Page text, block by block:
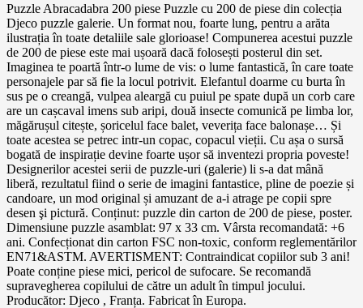
Puzzle Abracadabra 200 piese Puzzle cu 200 de piese din colecția
Djeco puzzle galerie. Un format nou, foarte lung, pentru a arăta
ilustrația în toate detaliile sale glorioase! Compunerea acestui puzzle
de 200 de piese este mai ușoară dacă folosești posterul din set.
Imaginea te poartă într-o lume de vis: o lume fantastică, în care toate
personajele par să fie la locul potrivit. Elefantul doarme cu burta în
sus pe o creangă, vulpea aleargă cu puiul pe spate după un corb care
are un cașcaval imens sub aripi, două insecte comunică pe limba lor,
măgărușul citește, șoricelul face balet, veverița face balonașe… Și
toate acestea se petrec intr-un copac, copacul vieții. Cu așa o sursă
bogată de inspirație devine foarte ușor să inventezi propria poveste!
Designerilor acestei serii de puzzle-uri (galerie) li s-a dat mână
liberă, rezultatul fiind o serie de imagini fantastice, pline de poezie și
candoare, un mod original și amuzant de a-i atrage pe copii spre
desen şi pictură. Conținut: puzzle din carton de 200 de piese, poster.
Dimensiune puzzle asamblat: 97 x 33 cm. Vârsta recomandată: +6
ani. Confecționat din carton FSC non-toxic, conform reglementărilor
EN71&ASTM. AVERTISMENT: Contraindicat copiilor sub 3 ani!
Poate conține piese mici, pericol de sufocare. Se recomandă
supravegherea copilului de către un adult în timpul jocului.
Producător: Djeco , Franța. Fabricat în Europa.